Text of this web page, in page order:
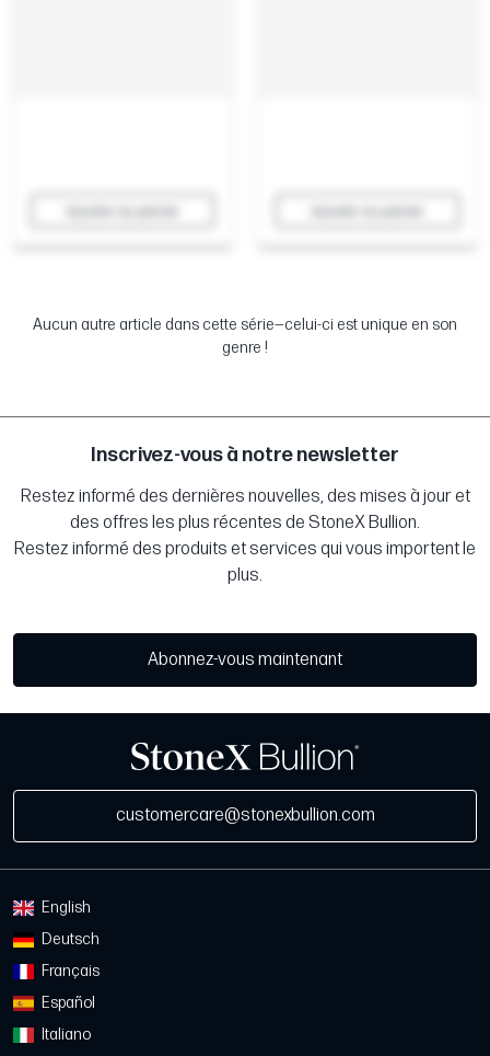
Aucun autre article dans cette série—celui-ci est unique en son
genre !
Inscrivez-vous à notre newsletter
Restez informé des dernières nouvelles, des mises à jour et
des offres les plus récentes de StoneX Bullion.
Restez informé des produits et services qui vous importent le
plus.
Abonnez-vous maintenant
customercare@stonexbullion.com
English
Deutsch
Français
Español
Italiano